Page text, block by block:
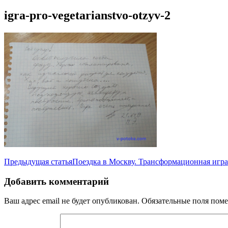
igra-pro-vegetarianstvo-otzyv-2
Навигация
по
записям
Предыдущая статьяПоездка в Москву. Трансформационная игра
Добавить комментарий
Ваш адрес email не будет опубликован. Обязательные поля